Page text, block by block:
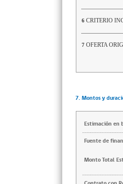
6 CRITERIO
7 OFERTA
7. Montos y
Estimación en
Fuente de
Monto Total